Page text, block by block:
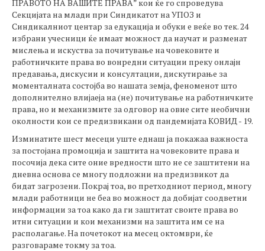
ПРАВОТО НА ВАШИТЕ ПРАВА” кои ќе го спроведува
Секцијата на млади при Синдикатот на УПОЗ и
Синдикалниот центар за едукација и обуки е веќе во тек. 24
избрани учесници ќе имаат можност да научат и разменат
мислења и искуства за почитување на човековите и
работничките права во вонредни ситуации преку онлајн
предавања, дискусии и консултации, дискутирање за
моменталната состојба во нашата земја, феноменот што
дополнително влијаеја на (не) почитување на работничките
права, но и механизмите за одговор на овие сите необични
околности кои се предизвикани од пандемијата КОВИД - 19.
Изминатите шест месеци уште еднаш ја покажаа важноста
за постојана промоција и заштита на човековите права и
посочија дека сите оние вредности што не се заштитени на
дневна основа се многу подложни на предизвикот да
бидат загрозени. Покрај тоа, во претходниот период, многу
млади работници не беа во можност да добијат соодветни
информации за тоа како да ги заштитат своите права во
итни ситуации и кои механизми на заштита им се на
располагање. На почетокот на месец октомври, ќе
разговараме токму за тоа.